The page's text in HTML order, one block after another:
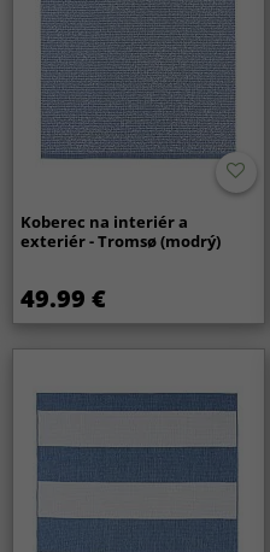
Koberec na interiér a
exteriér - Tromsø (modrý)
49.99 €